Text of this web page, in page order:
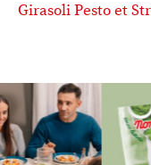
Girasoli Pesto et